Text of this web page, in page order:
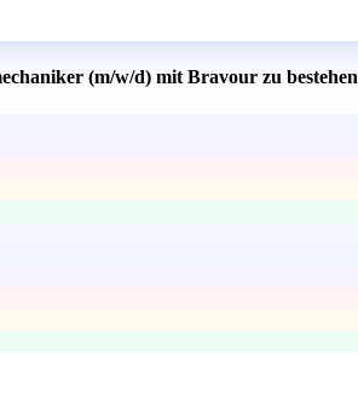
(m/w/d) mit Bravour zu bestehen